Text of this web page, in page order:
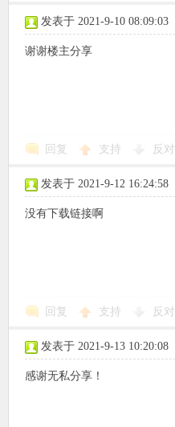
发表于 2021-9-10 08:09:03
谢谢楼主分享
回复 支持 反对
发表于 2021-9-12 16:24:58
没有下载链接啊
回复 支持 反对
发表于 2021-9-13 10:20:08
感谢无私分享！